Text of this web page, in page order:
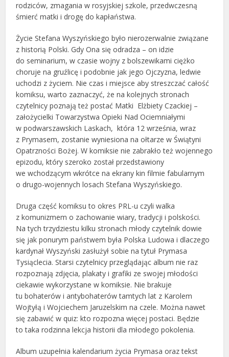
rodziców, zmagania w rosyjskiej szkole, przedwczesną
śmierć matki i drogę do kapłaństwa.
Życie Stefana Wyszyńskiego było nierozerwalnie związane
z historią Polski. Gdy Ona się odradza – on idzie
do seminarium, w czasie wojny z bolszewikami ciężko
choruje na gruźlicę i podobnie jak jego Ojczyzna, ledwie
uchodzi z życiem. Nie czas i miejsce aby streszczać całość
komiksu, warto zaznaczyć, że na kolejnych stronach
czytelnicy poznają też postać Matki Elżbiety Czackiej –
założycielki Towarzystwa Opieki Nad Ociemniałymi
w podwarszawskich Laskach, która 12 września, wraz
z Prymasem, zostanie wyniesiona na ołtarze w Świątyni
Opatrzności Bożej. W komiksie nie zabrakło też wojennego
epizodu, który szeroko został przedstawiony
we wchodzącym wkrótce na ekrany kin filmie fabularnym
o drugo-wojennych losach Stefana Wyszyńskiego.
Druga część komiksu to okres PRL-u czyli walka
z komunizmem o zachowanie wiary, tradycji i polskości.
Na tych trzydziestu kilku stronach młody czytelnik dowie
się jak ponurym państwem była Polska Ludowa i dlaczego
kardynał Wyszyński zasłużył sobie na tytuł Prymasa
Tysiąclecia. Starsi czytelnicy przeglądając album nie raz
rozpoznają zdjęcia, plakaty i grafiki ze swojej młodości
ciekawie wykorzystane w komiksie. Nie brakuje
tu bohaterów i antybohaterów tamtych lat z Karolem
Wojtyłą i Wojciechem Jaruzelskim na czele. Można nawet
się zabawić w quiz: kto rozpozna więcej postaci. Będzie
to taka rodzinna lekcja historii dla młodego pokolenia.
Album uzupełnia kalendarium życia Prymasa oraz tekst